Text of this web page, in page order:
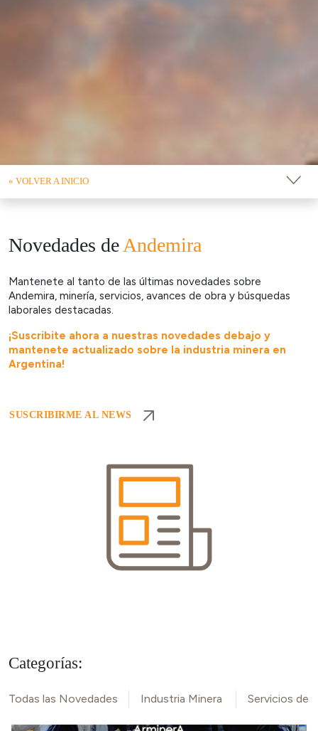
« VOLVER A INICIO
Novedades de Andemira
Mantenete al tanto de las últimas novedades sobre
Andemira, minería, servicios, avances de obra y búsquedas
laborales destacadas.
¡Suscribite ahora a nuestras novedades debajo y
mantenete actualizado sobre la industria minera en
Argentina!
SUSCRIBIRME AL NEWS
Categorías:
Todas las Novedades Industria Minera Servicios de